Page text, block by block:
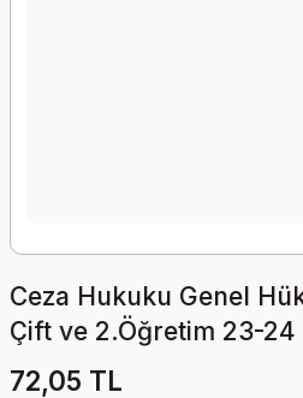
Ceza Hukuku Genel
Çift ve 2.Öğretim 23-24
72,05 TL